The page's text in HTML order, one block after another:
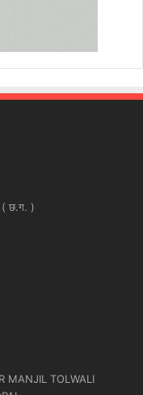
( छ.ग. )
MANJIL TOLWALI